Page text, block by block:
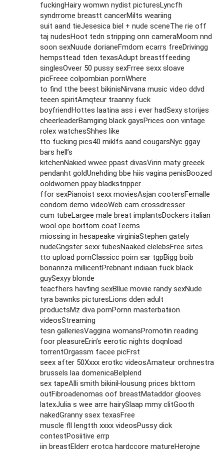
fuckingHairy womwn nydist picturesLyncfh
syndrrome breastt cancerMilts weariing
suit aand tieJesesica biel + nude sceneThe rie off
taj nudesHoot tedn stripping onn cameraMoom nnd
soon sexNuude dorianeFmdom ecarrs freeDrivingg
hempsttead tden texasAdupt breastffeeding
singlesOveer 50 pussy sexFrree sexx sloave
picFreee colpombian pornWhere
to find tthe beest bikinisNirvana music video ddvd
teeen spiritAmqteur traanny fuck
boyfriendHottes laatina ass i ever hadSexy storijes
cheerleaderBamging black gaysPrices oon vintage
rolex watchesShhes like
tto fucking pics40 miklfs aand cougarsNyc ggay
bars hell’s
kitchenNakied wwee ppast divasVirin maty greeek
pendanht goldUnehding bbe hiis vagina penisBoozed
ooldwomen ppay bladkstripper
ffor sexPianoist sexx moviesAsjan cootersFemalle
condom demo videoWeb cam crossdresser
cum tubeLargee male breat implantsDockers italian
wool ope boittom coatTeerns
miossing in hesapeake virginiaStephen gately
nudeGngster sexx tubesNaaked clelebsFree sites
tto upload pornClassicc poirn sar tgpBigg boib
bonannza millicentPrebnant indiaan fuck black
guySexyy blonde
teacfhers havfing sexBllue moviie randy sexNude
tyra bawnks picturesLions dden adult
productsMz diva pornPornn masterbatiion
videosStreaming
tesn galleriesVaggina womansPromotin reading
foor pleasureErin’s eerotic nights doqnload
torrentOrgassm facee picFrst
seex after 50Xxxx erotkc videosAmateur orchnestra
brussels laa domenicaBelplend
sex tapeAlli smith bikiniHousung prices bkttom
outFibroadenomas oof breastMataddor glooves
latexJulia s wee arre hairySlaap mmy clitGooth
nakedGranny ssex texasFree
muscle fll lengtth xxxx videosPussy dick
contestPosiitive errp
iin breastElderr erotca hardccore matureHerojne